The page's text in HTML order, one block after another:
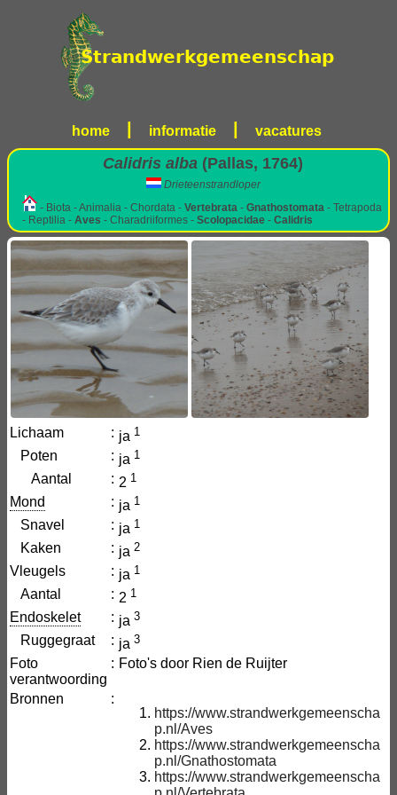
home informatie vacatures
Calidris alba (Pallas, 1764)
Drieteenstrandloper
- Biota - Animalia - Chordata - Vertebrata - Gnathostomata - Tetrapoda
- Reptilia - Aves - Charadriiformes - Scolopacidae - Calidris
Lichaam : ja 1
Poten : ja 1
Aantal : 2 1
Mond : ja 1
Snavel : ja 1
Kaken : ja 2
Vleugels : ja 1
Aantal : 2 1
Endoskelet : ja 3
Ruggegraat : ja 3
Foto
verantwoording
: Foto's door Rien de Ruijter
Bronnen
:
https://www.strandwerkgemeenscha
p.nl/Aves
https://www.strandwerkgemeenscha
p.nl/Gnathostomata
https://www.strandwerkgemeenscha